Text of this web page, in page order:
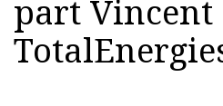
part Vincent